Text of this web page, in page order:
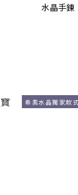
水晶手鍊
希奧水晶獨家款式